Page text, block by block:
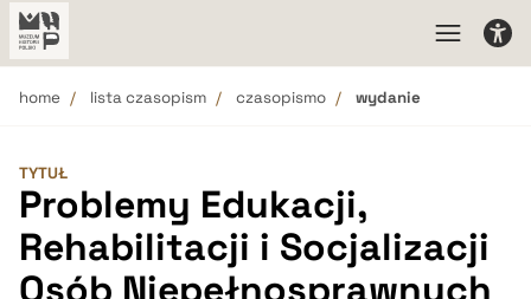
home lista czasopism czasopismo wydanie
TYTUŁ
Problemy Edukacji,
Rehabilitacji i Socjalizacji
Osób Niepełnosprawnych